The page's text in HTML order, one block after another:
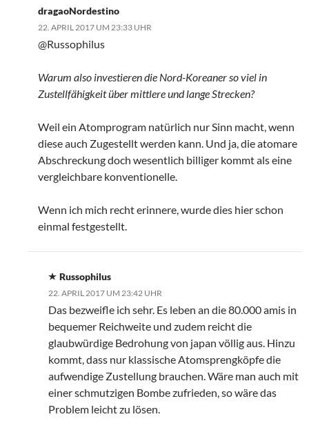
dragaoNordestino
22. APRIL 2017 UM 23:33 UHR
@Russophilus
Warum also investieren die Nord-Koreaner so viel in
Zustellfähigkeit über mittlere und lange Strecken?
Weil ein Atomprogram natürlich nur Sinn macht, wenn
diese auch Zugestellt werden kann. Und ja, die atomare
Abschreckung doch wesentlich billiger kommt als eine
vergleichbare konventionelle.
Wenn ich mich recht erinnere, wurde dies hier schon
einmal festgestellt.
Russophilus
22. APRIL 2017 UM 23:42 UHR
Das bezweifle ich sehr. Es leben an die 80.000 amis in
bequemer Reichweite und zudem reicht die
glaubwürdige Bedrohung von japan völlig aus. Hinzu
kommt, dass nur klassische Atomsprengköpfe die
aufwendige Zustellung brauchen. Wäre man auch mit
einer schmutzigen Bombe zufrieden, so wäre das
Problem leicht zu lösen.